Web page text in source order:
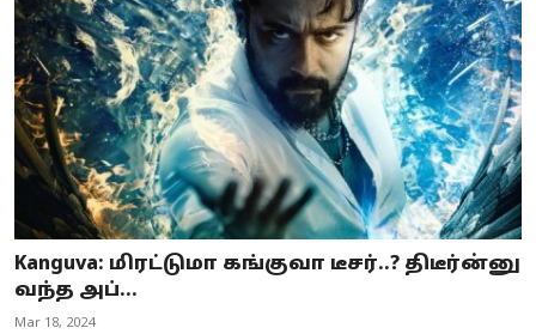
Kanguva: மிரட்டுமா கங்குவா டீசர்..? திடீர்ன்னு
வந்த அப்...
Mar 18, 2024